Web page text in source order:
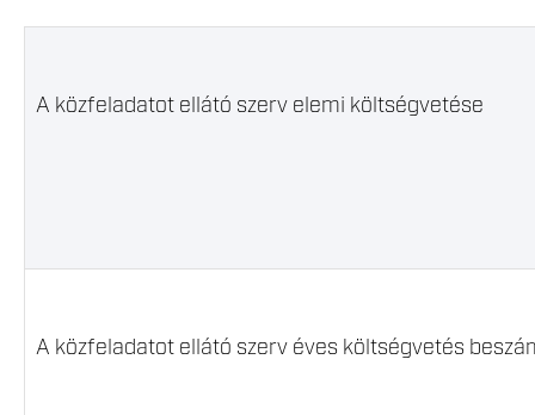
A közfeladatot ellátó szerv elemi költségvetése
A közfeladatot ellátó szerv éves költségvetés